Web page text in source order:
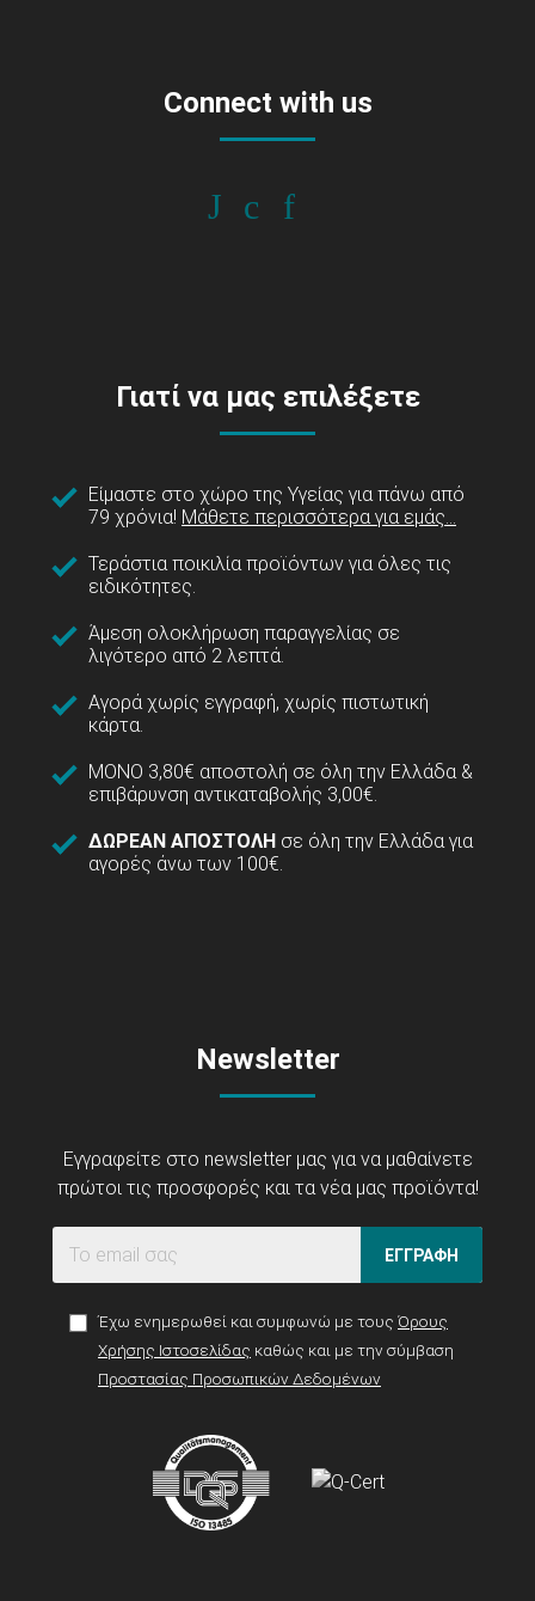
Connect with us
Γιατί να μας επιλέξετε
Είμαστε στο χώρο της Υγείας για πάνω από
79 χρόνια! Μάθετε περισσότερα για εμάς...
Τεράστια ποικιλία προϊόντων για όλες τις
ειδικότητες.
Άμεση ολοκλήρωση παραγγελίας σε
λιγότερο από 2 λεπτά.
Αγορά χωρίς εγγραφή, χωρίς πιστωτική
κάρτα.
ΜΟΝΟ 3,80€ αποστολή σε όλη την Ελλάδα &
επιβάρυνση αντικαταβολής 3,00€.
ΔΩΡΕΑΝ ΑΠΟΣΤΟΛΗ σε όλη την Ελλάδα για
αγορές άνω των 100€.
Newsletter
Εγγραφείτε στο newsletter μας για να μαθαίνετε
πρώτοι τις προσφορές και τα νέα μας προϊόντα!
ΕΓΓΡΑΦΗ
Έχω ενημερωθεί και συμφωνώ με τους Όρους
Χρήσης Ιστοσελίδας καθώς και με την σύμβαση
Προστασίας Προσωπικών Δεδομένων